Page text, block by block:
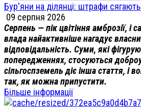
Бур'яни на ділянці: штрафи
09 серпня 2026
Серпень — пік цвітіння амброзії, і
влада найактивніше нагадує
відповідальність. Суми, які
попередженнях, стосуються
сільгоспземель діє інша стаття, і
так, як можна припустити.
Більше інформації